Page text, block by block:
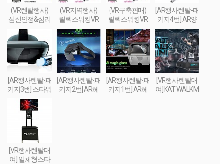
(VR렌탈행사)
심신안정&심리
치료&휴식 VR
세트 패키지
(VR지역행사)
릴렉스워킹VR
세트-Relax Walki
ng VR SET
(VR구축판매)
릴렉스워킹VR
세트-Relax Walki
ng VR SET (선착
순 100대 / 2019
년 10월까지 한
정 할인판매)
[AR행사렌탈-패
키지4번] AR양
궁게임 또는 슈
팅건 + 스마트폰
+ AR콘텐츠세
팅
[AR행사렌탈-패
키지3번] 스타워
즈 제다이 챌린
지 AR풀세트(제
다이검 + 센서 +
AR헤드셋 + 스
마트폰) + AR콘
텐츠세팅
[AR행사렌탈-패
키지2번] AR헤
[AR행사렌탈-패
키지1번] AR헤
[VR행사렌탈대
여] KAT WALK M
[VR행사렌탈대
여] 일체형스타